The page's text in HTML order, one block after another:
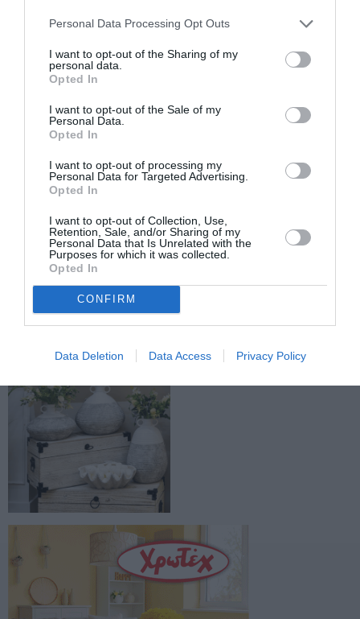
Personal Data Processing Opt Outs
I want to opt-out of the Sharing of my
personal data.
Opted In
I want to opt-out of the Sale of my
Personal Data.
Opted In
I want to opt-out of processing my
Personal Data for Targeted Advertising.
Opted In
I want to opt-out of Collection, Use,
Retention, Sale, and/or Sharing of my
Personal Data that Is Unrelated with the
Purposes for which it was collected.
Opted In
CONFIRM
Data Deletion Data Access Privacy Policy
ΔΙΑΓΩΝΙΣΜΟΣ ΘΑΡΡΟΥΣ
Kalamata Street Food Festival
Facebook